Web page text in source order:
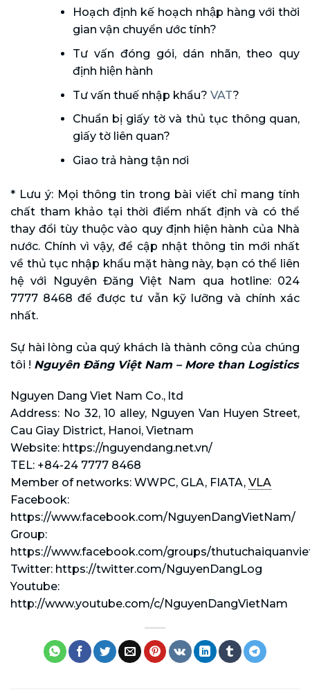
Hoạch định kế hoạch nhập hàng với thời
gian vận chuyển ước tính?
Tư vấn đóng gói, dán nhãn, theo quy
định hiện hành
Tư vấn thuế nhập khẩu? VAT?
Chuẩn bị giấy tờ và thủ tục thông quan,
giấy tờ liên quan?
Giao trả hàng tận nơi
* Lưu ý: Mọi thông tin trong bài viết chỉ mang tính
chất tham khảo tại thời điểm nhất định và có thể
thay đổi tùy thuộc vào quy định hiện hành của Nhà
nước. Chính vì vậy, để cập nhật thông tin mới nhất
về thủ tục nhập khẩu mặt hàng này, bạn có thể liên
hệ với Nguyên Đăng Việt Nam qua hotline: 024
7777 8468 để được tư vẫn kỹ lưỡng và chính xác
nhất.
Sự hài lòng của quý khách là thành công của chúng
tôi ! Nguyên Đăng Việt Nam – More than Logistics
Nguyen Dang Viet Nam Co., ltd
Address: No 32, 10 alley, Nguyen Van Huyen Street,
Cau Giay District, Hanoi, Vietnam
Website: https://nguyendang.net.vn/
TEL: +84-24 7777 8468
Member of networks: WWPC, GLA, FIATA, VLA
Facebook:
https://www.facebook.com/NguyenDangVietNam/
Group:
https://www.facebook.com/groups/
Twitter: https://twitter.com/NguyenDangLog
Youtube:
http://www.youtube.com/c/NguyenDangVietNam